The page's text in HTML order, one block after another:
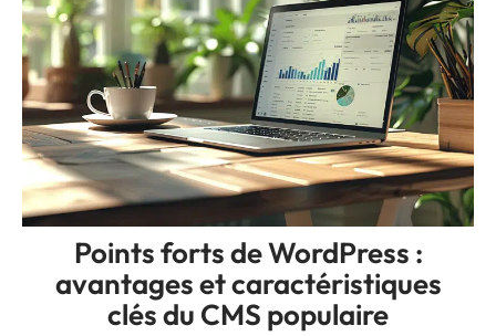
Points forts de WordPress :
avantages et caractéristiques
clés du CMS populaire